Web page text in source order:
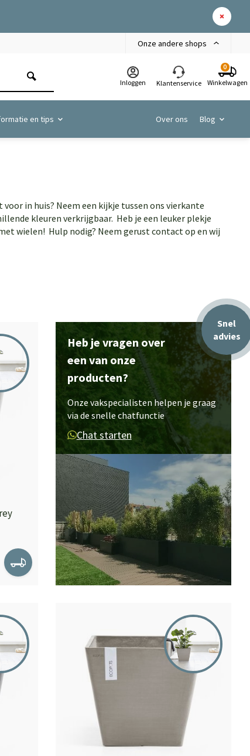
Onze andere shops
Inloggen Klantenservice
0
Winkelwagen
en tips Over ons Blog
in huis? Neem een kijkje tussen ons vierkante
kleuren verkrijgbaar. Heb je een leuker plekje
wielen! Hulp nodig? Neem gerust contact op en wij
Snel
advies
Heb je vragen over
een van onze
producten?
Onze vakspecialisten helpen je graag
via de snelle chatfunctie
Chat starten